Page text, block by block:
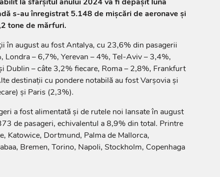
s-au înregistrat 5.148 de mișcări de aeronave și
tone de mărfuri.
în august au fost Antalya, cu 23,6% din pasagerii
Londra – 6,7%, Yerevan – 4%, Tel-Aviv – 3,4%,
Dublin – câte 3,2% fiecare, Roma – 2,8%, Frankfurt
destinații cu pondere notabilă au fost Varșovia și
și Paris (2,3%).
a fost alimentată și de rutele noi lansate în august
de pasageri, echivalentul a 8,9% din total. Printre
Katowice, Dortmund, Palma de Mallorca,
Bremen, Torino, Napoli, Stockholm, Copenhaga